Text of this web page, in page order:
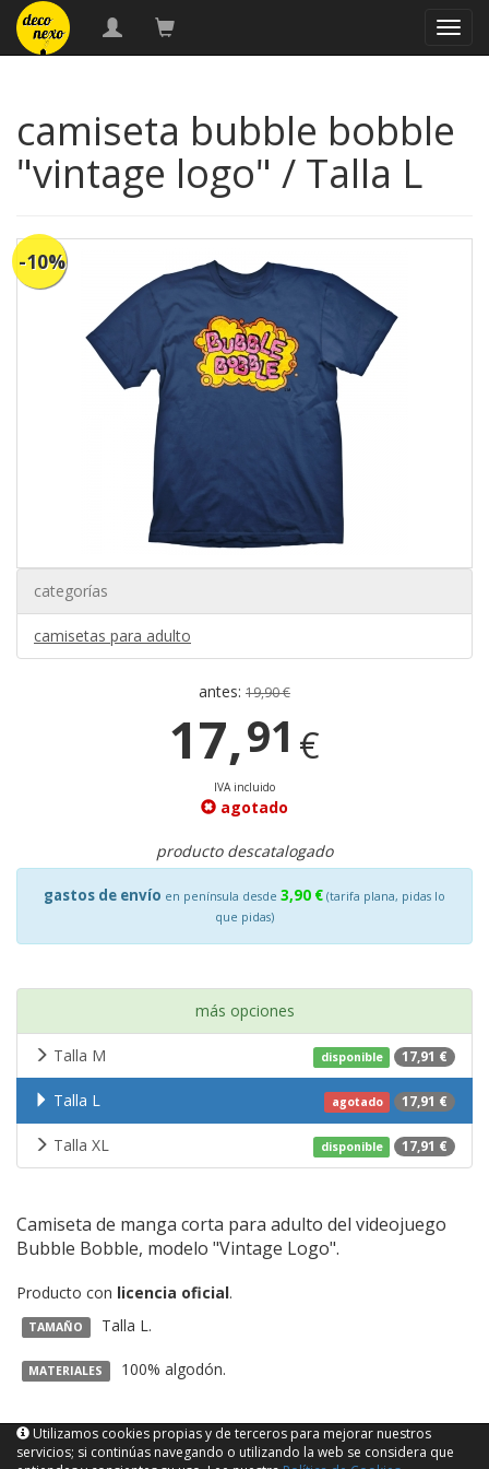
camiseta bubble bobble
"vintage logo" / Talla L
-10%
categorías
camisetas para adulto
antes: 19,90 €
17,91 €
IVA incluido
agotado
producto descatalogado
gastos de envío en península desde 3,90 € (tarifa plana, pidas lo
que pidas)
más opciones
disponible 17,91 €
Talla M
agotado 17,91 €
Talla L
disponible 17,91 €
Talla XL
Camiseta de manga corta para adulto del videojuego
Bubble Bobble, modelo "Vintage Logo".
Producto con licencia oficial.
TAMAÑO Talla L.
MATERIALES 100% algodón.
Utilizamos cookies propias y de terceros para mejorar nuestros
servicios; si continúas navegando o utilizando la web se considera que